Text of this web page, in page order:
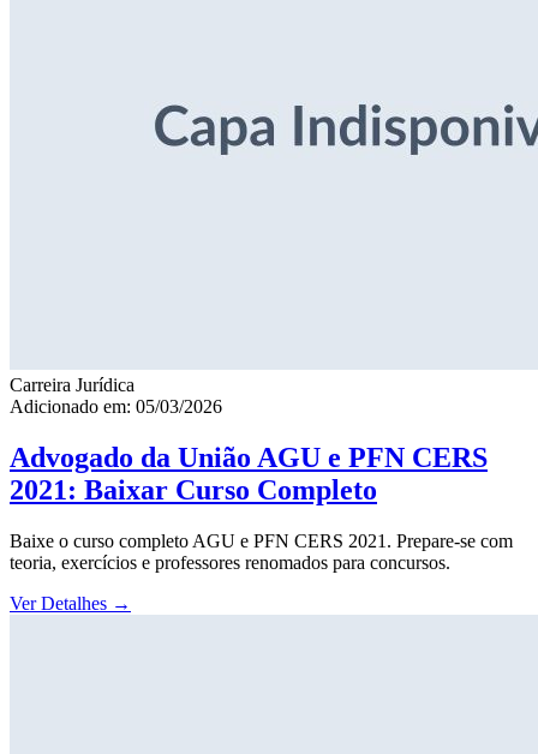
Carreira Jurídica
Adicionado em: 05/03/2026
Advogado da União AGU e PFN CERS
2021: Baixar Curso Completo
Baixe o curso completo AGU e PFN CERS 2021. Prepare-se com
teoria, exercícios e professores renomados para concursos.
Ver Detalhes →